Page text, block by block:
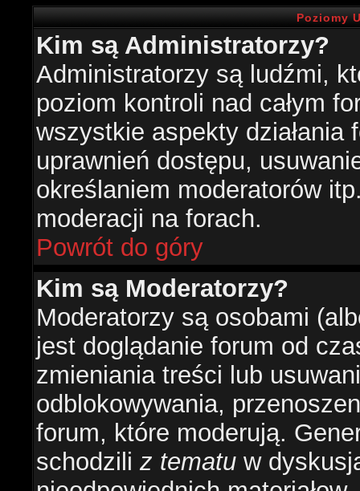
Poziomy
Kim są Administratorzy?
Administratorzy są ludźmi,
poziom kontroli nad całym
wszystkie aspekty działania
uprawnień dostępu,
określaniem moderatorów
moderacji na forach.
Powrót do góry
Kim są Moderatorzy?
Moderatorzy są osobami
jest doglądanie forum od
zmieniania treści lub
odblokowywania,
forum, które moderują.
schodzili z tematu w